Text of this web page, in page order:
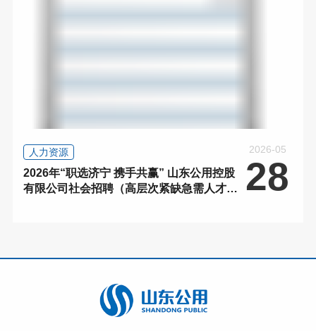
人力资源
2026年“职选济宁 携手共赢” 山东公用控股
有限公司社会招聘（高层次紧缺急需人才）
2026-05
28